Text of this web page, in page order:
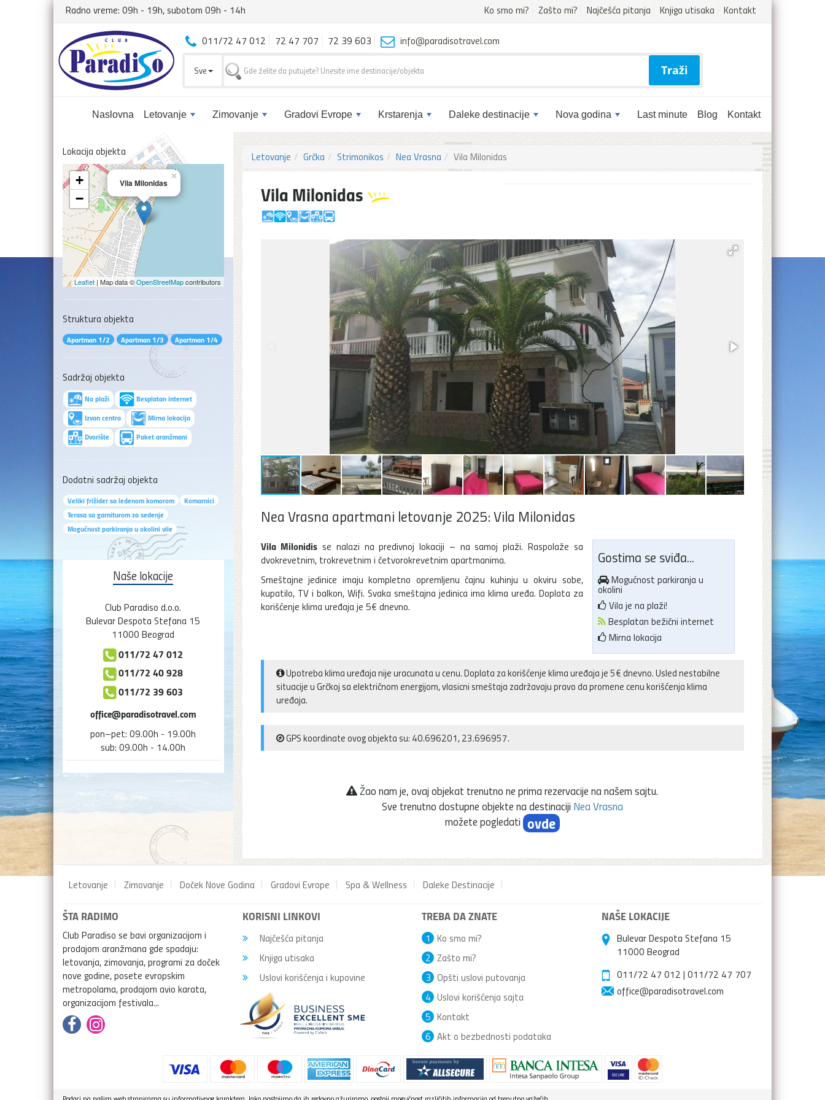
Radno vreme: 09h - 19h, subotom 09h - 14h Ko smo mi? Zašto mi? Najčešća pitanja Knjiga utisaka Kontakt
Naslovna Letovanje Zimovanje Gradovi Evrope Krstarenja Daleke destinacije Nova godina Last minute Blog Kontakt
011/72 47 012 72 47 707 72 39 603 info@paradisotravel.com
Sve Traži
Letovanje Grčka Strimonikos Nea Vrasna Vila Milonidas
Vila Milonidas
Nea Vrasna apartmani letovanje 2025: Vila Milonidas
Gostima se sviđa...
Mogućnost parkiranja u
okolini
Vila je na plaži!
Besplatan bežični internet
Mirna lokacija
Vila Milonidis se nalazi na predivnoj lokaciji – na samoj plaži. Raspolaže sa
dvokrevetnim, trokrevetnim i četvorokrevetnim apartmanima.
Smeštajne jedinice imaju kompletno opremljenu čajnu kuhinju u okviru sobe,
kupatilo, TV i balkon, Wifi. Svaka smeštajna jedinica ima klima uređa. Doplata za
korišćenje klima uređaja je 5€ dnevno.
Upotreba klima uređaja nije uracunata u cenu. Doplata za korišćenje klima uređaja je 5€ dnevno. Usled nestabilne
situacije u Grčkoj sa električnom energijom, vlasicni smeštaja zadržavaju pravo da promene cenu korišćenja klima
uređaja.
GPS koordinate ovog objekta su: 40.696201, 23.696957.
Žao nam je, ovaj objekat trenutno ne prima rezervacije na našem sajtu.
Sve trenutno dostupne objekte na destinaciji Nea Vrasna
možete pogledati ovde
Lokacija objekta
Vila Milonidas
×
+
−
Leaflet| Map data ©OpenStreetMapcontributors
Struktura objekta
Apartman 1/2 Apartman 1/3 Apartman 1/4
Sadržaj objekta
Na plaži
Besplatan internet
Izvan centra
Mirna lokacija
Dvorište
Paket aranžmani
Dodatni sadržaj objekta
Veliki frižider sa ledenom komorom
Komarnici
Terasa sa garniturom za sedenje
Mogućnost parkiranja u okolini vile
Naše lokacije
Club Paradiso d.o.o.
Bulevar Despota Stefana 15
11000 Beograd
011/72 47 012
011/72 40 928
011/72 39 603
office@paradisotravel.com
pon–pet: 09.00h - 19.00h
sub: 09.00h - 14.00h
Letovanje Zimovanje Doček Nove Godina Gradovi Evrope Spa & Wellness Daleke Destinacije
ŠTA RADIMO
Club Paradiso se bavi organizacijom i
prodajom aranžmana gde spadaju:
letovanja, zimovanja, programi za doček
nove godine, posete evropskim
metropolama, prodajom avio karata,
organizacijom festivala...
KORISNI LINKOVI
Najčešća pitanja
Knjiga utisaka
Uslovi korišćenja i kupovine
TREBA DA ZNATE
Ko smo mi?
1
Zašto mi?
2
Opšti uslovi putovanja
3
Uslovi korišćenja sajta
4
Kontakt
5
Akt o bezbednosti podataka
6
NAŠE LOKACIJE
Bulevar Despota Stefana 15
11000 Beograd
011/72 47 012 | 011/72 47 707
office@paradisotravel.com